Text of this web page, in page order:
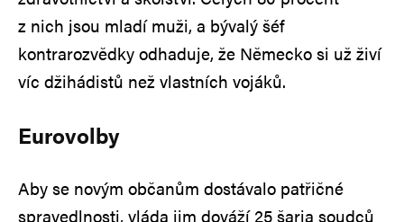
z nich jsou mladí muži, a bývalý šéf
kontrarozvědky odhaduje, že Německo si už živí
víc džihádistů než vlastních vojáků.
Eurovolby
Aby se novým občanům dostávalo patřičné
spravedlnosti, vláda jim dováží 25 šaria soudců